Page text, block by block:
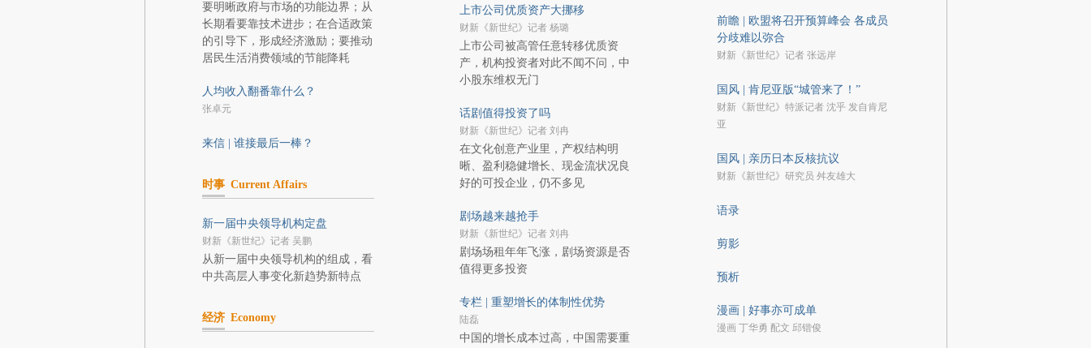
要明晰政府与市场的功能边界；从
长期看要靠技术进步；在合适政策
的引导下，形成经济激励；要推动
居民生活消费领域的节能降耗
人均收入翻番靠什么？
张卓元
来信 | 谁接最后一棒？
时事 Current Affairs
新一届中央领导机构定盘
财新《新世纪》记者 吴鹏
从新一届中央领导机构的组成，看
中共高层人事变化新趋势新特点
经济 Economy
上市公司优质资产大挪移
财新《新世纪》记者 杨璐
上市公司被高管任意转移优质资
产，机构投资者对此不闻不问，中
小股东维权无门
话剧值得投资了吗
财新《新世纪》记者 刘冉
在文化创意产业里，产权结构明
晰、盈利稳健增长、现金流状况良
好的可投企业，仍不多见
剧场越来越抢手
财新《新世纪》记者 刘冉
剧场场租年年飞涨，剧场资源是否
值得更多投资
专栏 | 重塑增长的体制性优势
陆磊
中国的增长成本过高，中国需要重
前瞻 | 欧盟将召开预算峰会 各成员
分歧难以弥合
财新《新世纪》记者 张远岸
国风 | 肯尼亚版“城管来了！”
财新《新世纪》特派记者 沈乎 发自肯尼
亚
国风 | 亲历日本反核抗议
财新《新世纪》研究员 舛友雄大
语录
剪影
预析
漫画 | 好事亦可成单
漫画 丁华勇 配文 邱锴俊